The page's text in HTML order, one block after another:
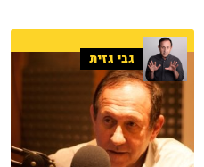
גבי גזית